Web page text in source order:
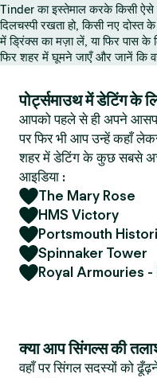
Tinder का इस्तेमाल करके किसी
दिलचस्पी रखता हो, किसी नए दोस्त
में ड्रिंक्स का मज़ा लें, या फिर पास
फिर शहर में घूमने जाएँ और जानें कि
पोर्ट्समाउथ में डेटिंग के
आपको पहले से ही अपने
पर फिर भी आप उन्हें कहाँ
शहर में डेटिंग के कुछ सबसे
आइडिया :
The Mary Rose
HMS Victory
Portsmouth
Spinnaker Tower
Royal Armouries
क्या आप सिंगल्स की
वहाँ पर सिंगल सदस्यों को